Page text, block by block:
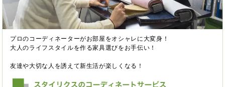
プロのコーディネーターがお部屋をオシャレに大変身！
大人のライフスタイルを作る家具選びをお手伝い！
友達や大切な人を誘えて新生活が楽しくなる！